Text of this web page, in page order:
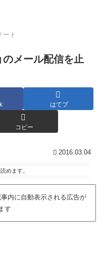
ート
のメール配信を止
はてブ
コピー
2016.03.04
めます。
内に自動表示される広告が
す